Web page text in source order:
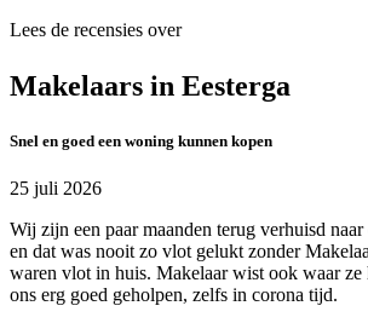
Lees de recensies over
Makelaars in Eesterga
Snel en goed een woning kunnen kopen
25 juli 2026
Wij zijn een paar maanden terug verhuisd naar
en dat was nooit zo vlot gelukt zonder
waren vlot in huis. Makelaar wist ook waar ze
ons erg goed geholpen, zelfs in corona tijd.